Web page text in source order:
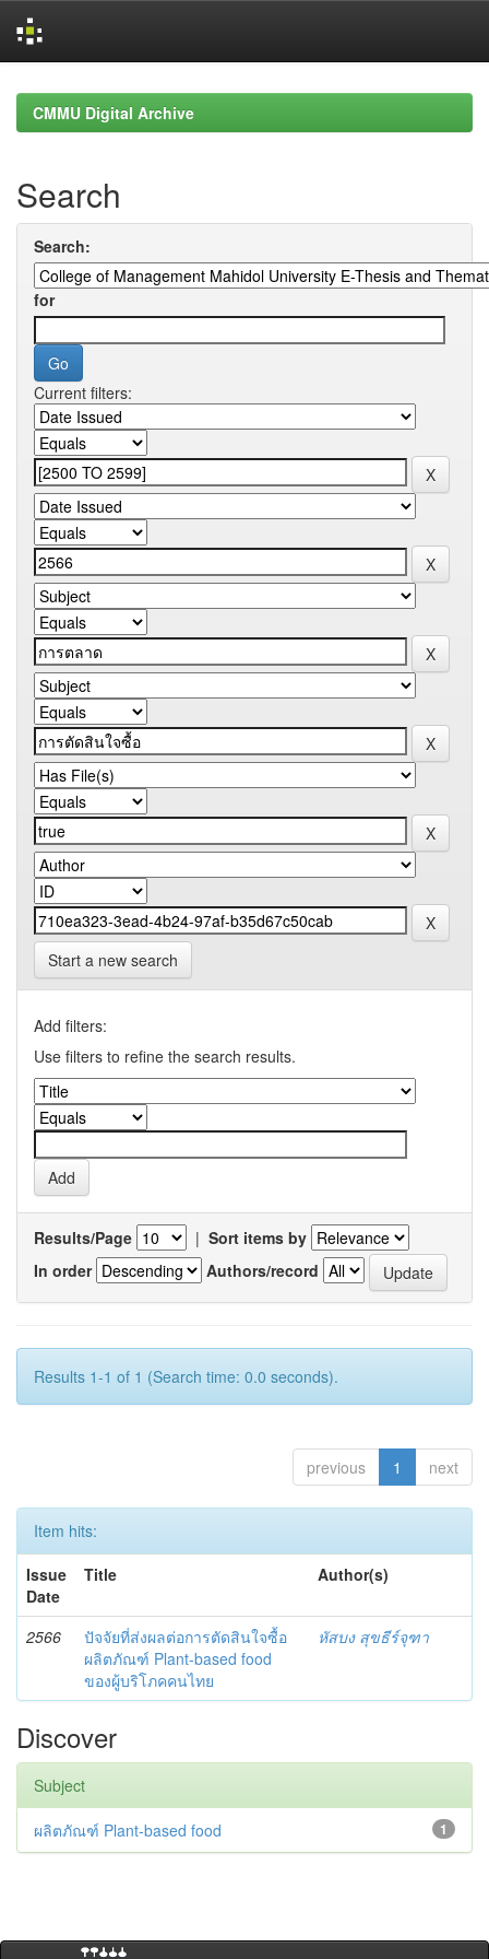
navigationCMMU Digital Archive
Search
Search:
for
Current filters:
Start a new search
Add filters:
Use filters to refine the search results.
Results/Page | Sort items by
In order
Authors/record
Results 1-1 of 1 (Search time: 0.0 seconds).
previous 1 next
Item hits:
Issue
Date
Title Author(s)
2566
ปัจจัยที่ส่งผลต่อการตัดสินใจซื้อ
ผลิตภัณฑ์ Plant-based food
ของผู้บริโภคคนไทย
หัสบง สุขธีร์จุฑา
Discover
Subject
1
ผลิตภัณฑ์ Plant-based food